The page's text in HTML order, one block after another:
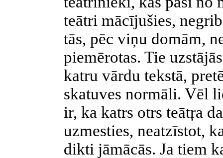
teātri mācījušies,
tās, pēc viņu domām,
piemērotas. Tie
katru vārdu tekstā,
skatuves normāli. Vēl
ir, ka katrs otrs teātŗa
uzmesties, neatzīstot,
dikti jāmācās. Ja tiem